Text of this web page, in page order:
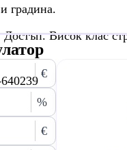
градина.
Висок клас
€
%
€